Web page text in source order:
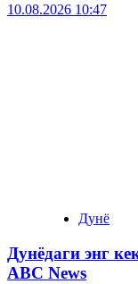
10.08.2026 10:47
Дунё
Дунёдаги энг
ABC News